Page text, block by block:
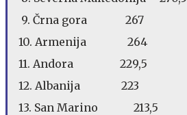
9. Črna gora 267
10. Armenija 264
11. Andora 229,5
12. Albanija 223
13. San Marino 213,5